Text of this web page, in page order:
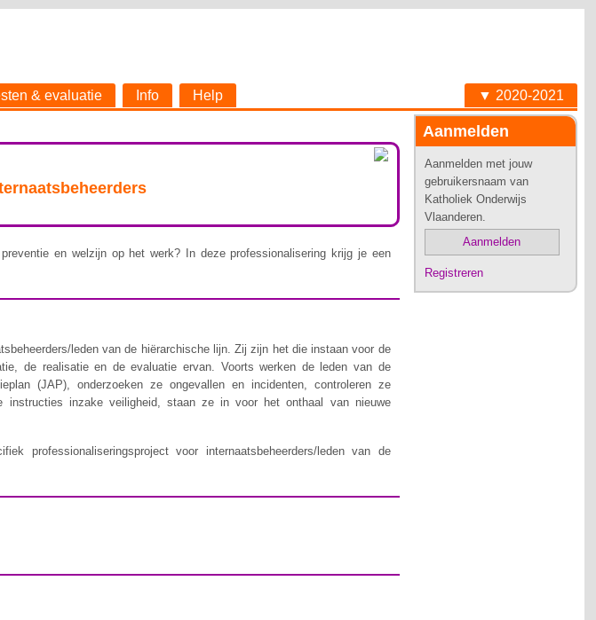
& evaluatie Info Help ▼ 2020-2021
Aanmelden
Aanmelden met jouw
gebruikersnaam van
Katholiek Onderwijs
Vlaanderen.
Aanmelden
Registreren
en welzijn op het werk? In deze professionalisering krijg je een
leden van de hiërarchische lijn. Zij zijn het die instaan voor de
de realisatie en de evaluatie ervan. Voorts werken de leden van de
(JAP), onderzoeken ze ongevallen en incidenten, controleren ze
instructies inzake veiligheid, staan ze in voor het onthaal van nieuwe
professionaliseringsproject voor internaatsbeheerders/leden van de